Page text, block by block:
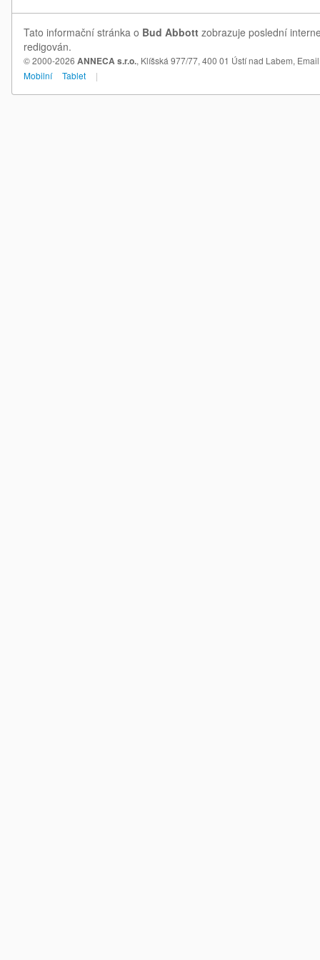
Tato informační stránka o Bud Abbott zobrazuje poslední
redigován.
© 2000-2026 ANNECA s.r.o., Klíšská 977/77, 400 01 Ústí nad Labem,
Mobilní
Tablet |